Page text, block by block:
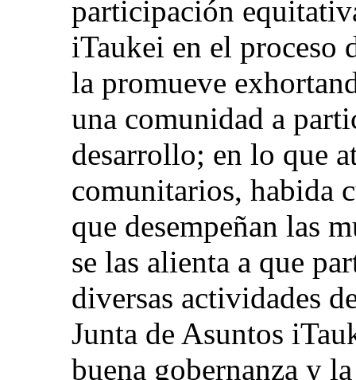
participación
iTaukei en el proceso
la promueve
una comunidad a
desarrollo; en lo que
comunitarios, habida
que desempeñan las
se las alienta a que
diversas actividades
Junta de Asuntos
buena gobernanza y